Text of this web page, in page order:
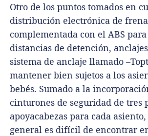
Otro de los puntos tomados en
distribución electrónica de
complementada con el ABS
distancias de detención,
sistema de anclaje llamado
mantener bien sujetos a los
bebés. Sumado a la
cinturones de seguridad de tres
apoyacabezas para cada
general es difícil de encontrar